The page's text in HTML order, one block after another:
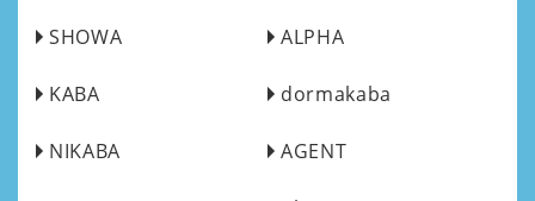
SHOWA ALPHA
KABA dormakaba
NIKABA AGENT